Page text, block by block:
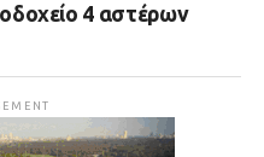
4 αστέρων